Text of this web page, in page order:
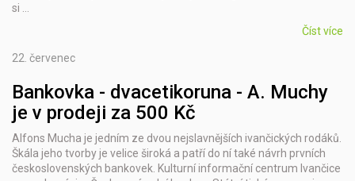
si …
Číst více
22. červenec
Bankovka - dvacetikoruna - A. Muchy
je v prodeji za 500 Kč
Alfons Mucha je jedním ze dvou nejslavnějších ivančických rodáků.
Škála jeho tvorby je velice široká a patří do ní také návrh prvních
československých bankovek. Kulturní informační centrum Ivančice